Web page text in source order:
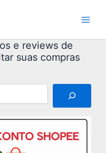
e reviews de
suas compras